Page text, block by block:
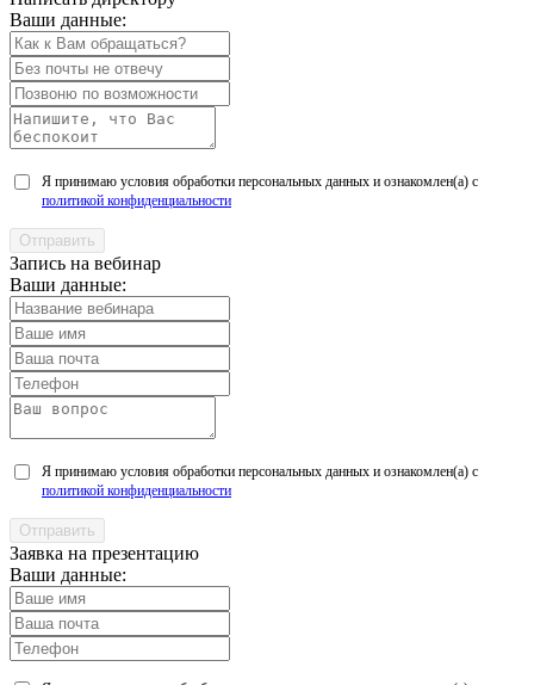
Ваши данные:
Я принимаю условия обработки персональных данных и ознакомлен(а) с
политикой конфиденциальности
Запись на вебинар
Ваши данные:
Я принимаю условия обработки персональных данных и ознакомлен(а) с
политикой конфиденциальности
Заявка на презентацию
Ваши данные: